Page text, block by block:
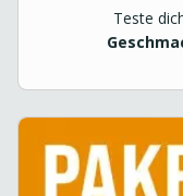
Teste